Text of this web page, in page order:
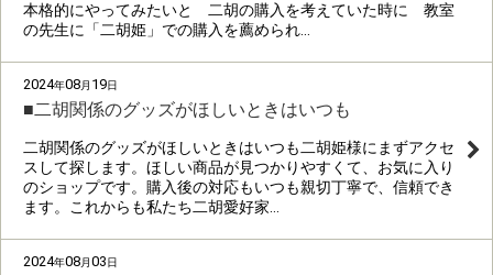
本格的にやってみたいと 二胡の購入を考えていた時に 教室
の先生に「二胡姫」での購入を薦められ…
2024年08月 19日
■二胡関係のグッズがほしいときはいつも
二胡関係のグッズがほしいときはいつも二胡姫様にまずアクセ
スして探します。ほしい商品が見つかりやすくて、お気に入り
のショップです。購入後の対応もいつも親切丁寧で、信頼でき
ます。これからも私たち二胡愛好家…
2024年08月03日